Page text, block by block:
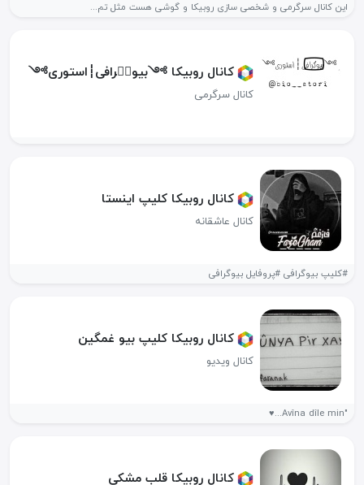
این کانال سرگرمی و شخصی سازی روبیکا و گوشی هست مثل تم‌...
کانال روبیکا ༻بیوگ⃢رافی┆استوری༻
کانال سرگرمی
کانال روبیکا کلیپ اینستا️
کانال عاشقانه
#کلیپ بیوگرافی #پروفایل بیوگرافی
کانال روبیکا کلیپ بیو غمگین
کانال ویدیو
"Avîna dîle min...♥️
کانال روبیکا قلب مشکی